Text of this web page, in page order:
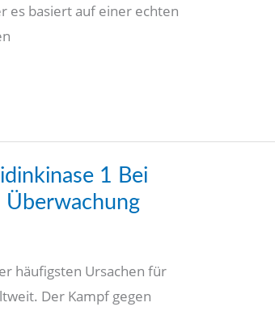
es basiert auf einer echten
1 Bei
Überwachung
häufigsten Ursachen für
Der Kampf gegen